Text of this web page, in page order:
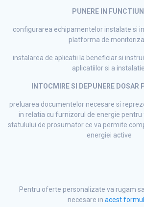
PUNERE IN
configurarea echipamentelor instalate si
platforma de
instalarea de aplicatii la beneficiar si
aplicatiilor si a
INTOCMIRE SI DEPUNERE DOSAR
preluarea documentelor necesare si
in relatia cu furnizorul de energie
statulului de prosumator ce va permite
energiei active
Pentru oferte personalizate va rugam
necesare in acest